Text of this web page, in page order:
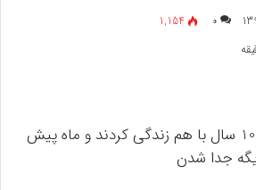
۰
1,154
این دو زوج هالیوودی 10 سال با هم زندگی کردند و ماه پیش
جدا شدن